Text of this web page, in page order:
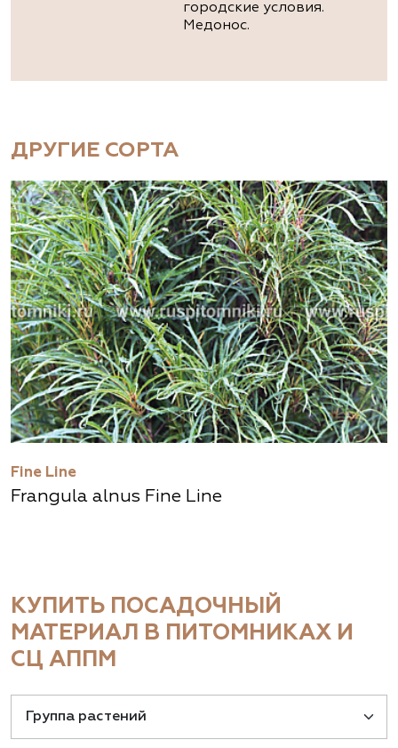
городские условия.
Медонос.
ДРУГИЕ СОРТА
Fine Line
Frangula alnus Fine Line
КУПИТЬ ПОСАДОЧНЫЙ
МАТЕРИАЛ В ПИТОМНИКАХ И
СЦ АППМ